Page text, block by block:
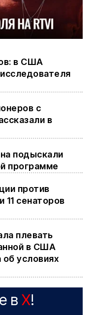
в США
с
в
подыскали
программе
против
11 сенаторов
плевать
в США
об условиях
в X!